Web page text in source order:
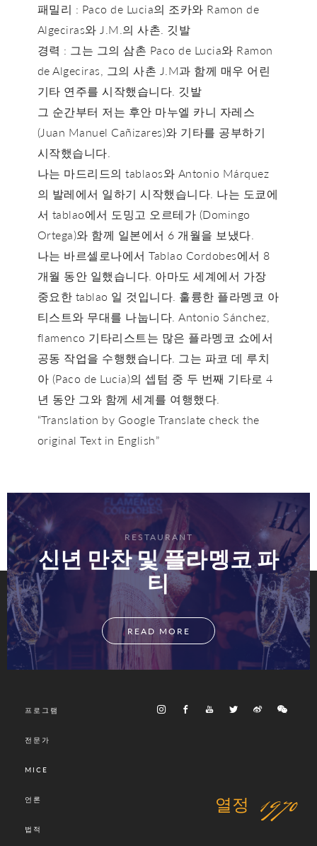
패밀리 : Paco de Lucia의 조카와 Ramon de
Algeciras와 J.M.의 사촌. 깃발
경력 : 그는 그의 삼촌 Paco de Lucia와 Ramon
de Algeciras, 그의 사촌 J.M과 함께 매우 어린
기타 연주를 시작했습니다. 깃발
그 순간부터 저는 후안 마누엘 카니 자레스
(Juan Manuel Cañizares)와 기타를 공부하기
시작했습니다.
나는 마드리드의 tablaos와 Antonio Márquez
의 발레에서 일하기 시작했습니다. 나는 도쿄에
서 tablao에서 도밍고 오르테가 (Domingo
Ortega)와 함께 일본에서 6 개월을 보냈다.
나는 바르셀로나에서 Tablao Cordobes에서 8
개월 동안 일했습니다. 아마도 세계에서 가장
중요한 tablao 일 것입니다. 훌륭한 플라멩코 아
티스트와 무대를 나눕니다. Antonio Sánchez,
flamenco 기타리스트는 많은 플라멩코 쇼에서
공동 작업을 수행했습니다. 그는 파코 데 루치
아 (Paco de Lucia)의 셉텀 중 두 번째 기타로 4
년 동안 그와 함께 세계를 여행했다.
“Translation by Google Translate check the
original Text in English”
RESTAURANT
신년 만찬 및 플라멩코 파
티
READ MORE
프로그램
전문가
MICE
언론
법적
열정 1970